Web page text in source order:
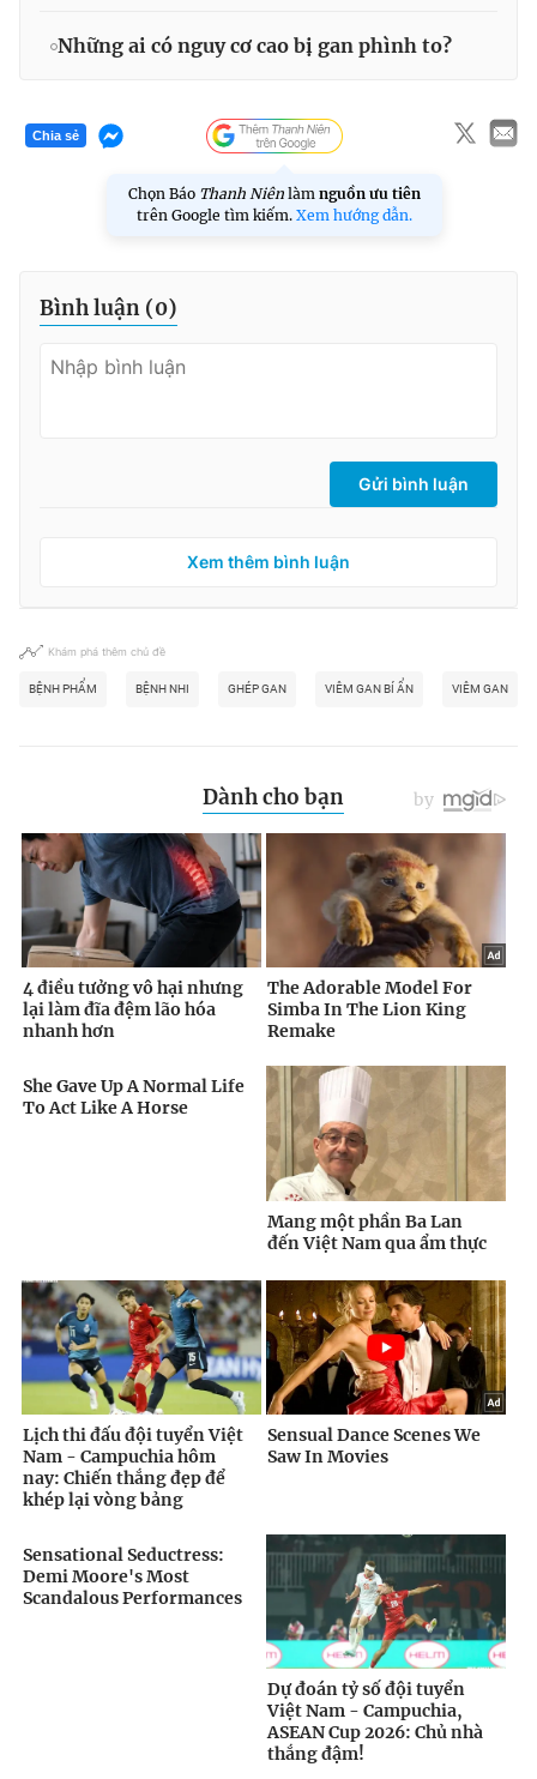
Những ai có nguy cơ cao bị gan phình to?
Chia sẻ
Chọn Báo Thanh Niên làm nguồn ưu tiên
trên Google tìm kiếm. Xem hướng dẫn.
Bình luận (0)
Gửi bình luận
Xem thêm bình luận
Khám phá thêm chủ đề
BỆNH PHẨM BỆNH NHI GHÉP GAN VIÊM GAN BÍ ẨN VIÊM GAN